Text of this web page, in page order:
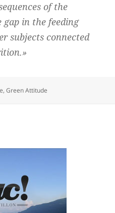
of the
gap in the feeding
subjects connected
,Green Attitude